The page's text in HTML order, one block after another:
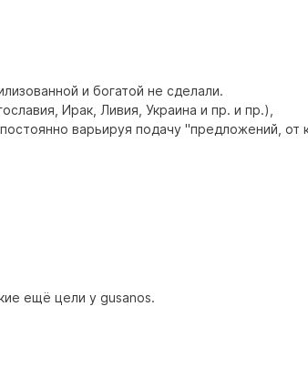
и богатой не сделали.
Ирак, Ливия, Украина и пр. и пр.),
варьируя подачу "предложений, от
ещё цели у gusanos.